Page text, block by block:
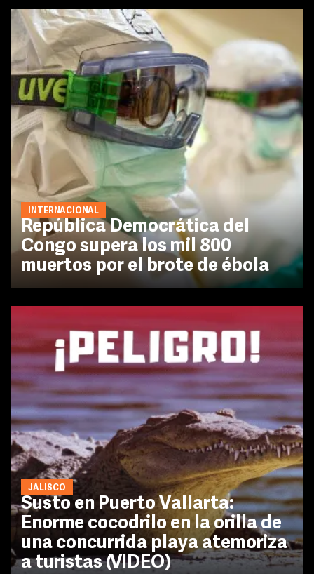
INTERNACIONAL
República Democrática del
Congo supera los mil 800
muertos por el brote de ébola
JALISCO
Susto en Puerto Vallarta:
Enorme cocodrilo en la orilla de
una concurrida playa atemoriza
a turistas (VIDEO)